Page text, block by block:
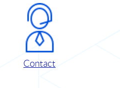
Contact